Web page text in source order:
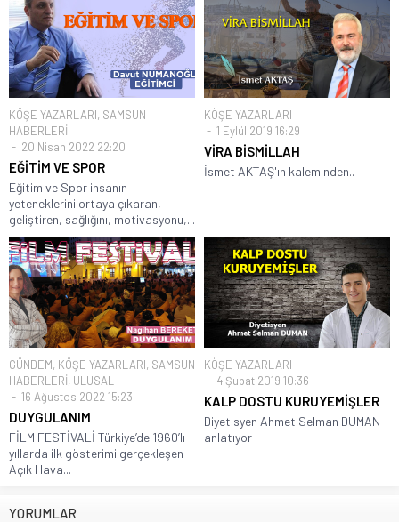
KÖŞE YAZARLARI, SAMSUN
HABERLERİ
20 Nisan 2022 22:20
EĞİTİM VE SPOR
Eğitim ve Spor insanın
yeteneklerini ortaya çıkaran,
geliştiren, sağlığını, motivasyonu,...
KÖŞE YAZARLARI
1 Eylül 2019 16:29
VİRA BİSMİLLAH
İsmet AKTAŞ'ın kaleminden..
GÜNDEM, KÖŞE YAZARLARI, SAMSUN
HABERLERİ, ULUSAL
16 Ağustos 2022 15:23
DUYGULANIM
FİLM FESTİVALİ Türkiye’de 1960’lı
yıllarda ilk gösterimi gerçekleşen
Açık Hava...
KÖŞE YAZARLARI
4 Şubat 2019 10:36
KALP DOSTU KURUYEMİŞLER
Diyetisyen Ahmet Selman DUMAN
anlatıyor
YORUMLAR